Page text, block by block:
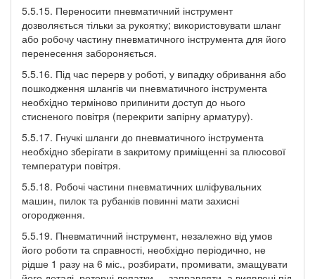
5.5.15. Переносити пневматичний інструмент
дозволяється тільки за рукоятку; використовувати шланг
або робочу частину пневматичного інструмента для його
перенесення забороняється.
5.5.16. Під час перерв у роботі, у випадку обривання або
пошкодження шлангів чи пневматичного інструмента
необхідно терміново припинити доступ до нього
стисненого повітря (перекрити запірну арматуру).
5.5.17. Гнучкі шланги до пневматичного інструмента
необхідно зберігати в закритому приміщенні за плюсової
температури повітря.
5.5.18. Робочі частини пневматичних шліфувальних
машин, пилок та рубанків повинні мати захисні
огородження.
5.5.19. Пневматичний інструмент, незалежно від умов
його роботи та справності, необхідно періодично, не
рідше 1 разу на 6 міс., розбирати, промивати, змащувати